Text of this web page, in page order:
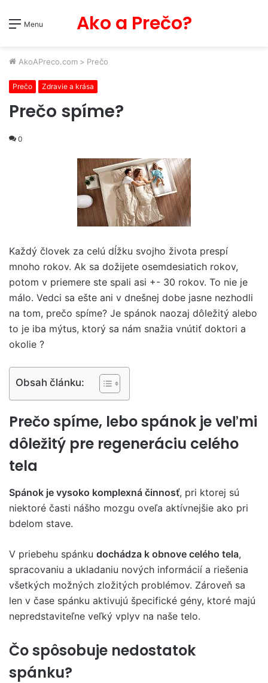
Menu Ako a Prečo?
AkoAPreco.com > Prečo
Prečo Zdravie a krása
Prečo spíme?
0
Každý človek za celú dĺžku svojho života prespí
mnoho rokov. Ak sa dožijete osemdesiatich rokov,
potom v priemere ste spali asi +- 30 rokov. To nie je
málo. Vedci sa ešte ani v dnešnej dobe jasne nezhodli
na tom, prečo spíme? Je spánok naozaj dôležitý alebo
to je iba mýtus, ktorý sa nám snažia vnútiť doktori a
okolie ?
Obsah článku:
Prečo spíme, lebo spánok je veľmi
dôležitý pre regeneráciu celého
tela
Spánok je vysoko komplexná činnosť, pri ktorej sú
niektoré časti nášho mozgu oveľa aktívnejšie ako pri
bdelom stave.
V priebehu spánku dochádza k obnove celého tela,
spracovaniu a ukladaniu nových informácií a riešenia
všetkých možných zložitých problémov. Zároveň sa
len v čase spánku aktivujú špecifické gény, ktoré majú
nepredstaviteľne veľký vplyv na naše telo.
Čospôsobuje nedostatok
spánku?